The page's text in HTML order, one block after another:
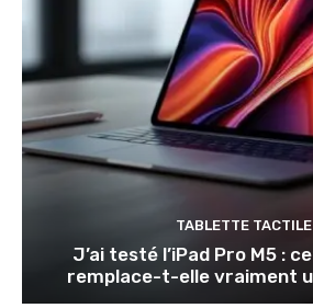
TABLETTE TACTILE
J’ai testé l’iPad Pro M5 :
remplace-t-elle vraiment